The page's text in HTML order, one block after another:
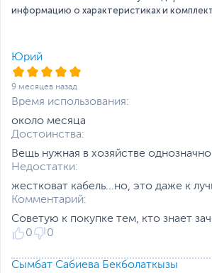
информацию о характеристиках и
Юрий
9 месяцев назад
Время использования:
около месяца
Достоинства:
Вещь нужная в хозяйстве однозначно
Недостатки:
жестковат кабель...но, это даже к
Комментарий:
Советую к покупке тем, кто знает
0
0
Сымбат Сабиева Бекболаткызы